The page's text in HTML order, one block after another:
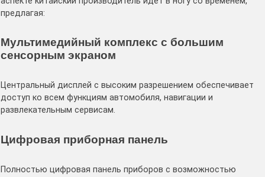
предлагая:
Мультимедийный комплекс с большим
сенсорным экраном
Центральный дисплей с высоким разрешением обеспечивает
доступ ко всем функциям автомобиля, навигации и
развлекательным сервисам.
Цифровая приборная панель
Полностью цифровая панель приборов с возможностью